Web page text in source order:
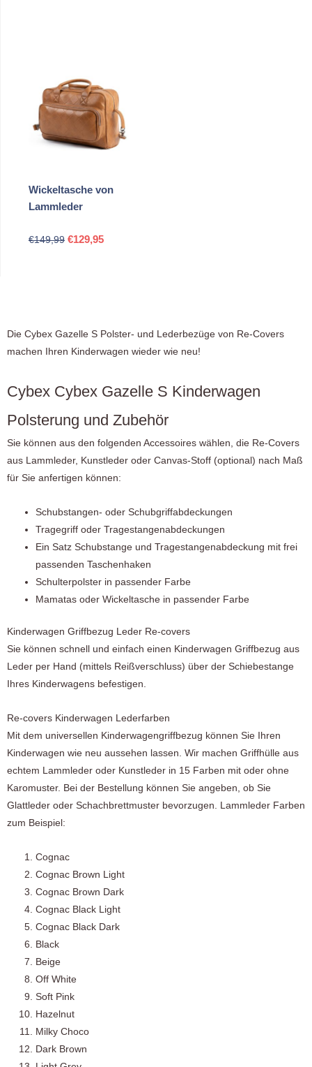
Wickeltasche von
Lammleder
€149,99 Ursprünglicher
€129,95Aktueller
Die Cybex Gazelle S Polster- und Lederbezüge von Re-Covers
machen Ihren Kinderwagen wieder wie neu!
Cybex Cybex Gazelle S Kinderwagen
Polsterung und Zubehör
Sie können aus den folgenden Accessoires wählen, die Re-Covers
aus Lammleder, Kunstleder oder Canvas-Stoff (optional) nach Maß
für Sie anfertigen können:
Schubstangen- oder Schubgriffabdeckungen
Tragegriff oder Tragestangenabdeckungen
Ein Satz Schubstange und Tragestangenabdeckung mit frei
passenden Taschenhaken
Schulterpolster in passender Farbe
Mamatas oder Wickeltasche in passender Farbe
Kinderwagen Griffbezug Leder Re-covers
Sie können schnell und einfach einen Kinderwagen Griffbezug aus
Leder per Hand (mittels Reißverschluss) über der Schiebestange
Ihres Kinderwagens befestigen.
Re-covers Kinderwagen Lederfarben
Mit dem universellen Kinderwagengriffbezug können Sie Ihren
Kinderwagen wie neu aussehen lassen. Wir machen Griffhülle aus
echtem Lammleder oder Kunstleder in 15 Farben mit oder ohne
Karomuster. Bei der Bestellung können Sie angeben, ob Sie
Glattleder oder Schachbrettmuster bevorzugen. Lammleder Farben
zum Beispiel:
Cognac
Cognac Brown Light
Cognac Brown Dark
Cognac Black Light
Cognac Black Dark
Black
Beige
Off White
Soft Pink
Hazelnut
Milky Choco
Dark Brown